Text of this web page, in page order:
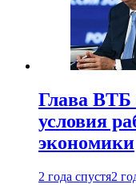
Глава ВТБ
условия
экономики
2 года спустя2